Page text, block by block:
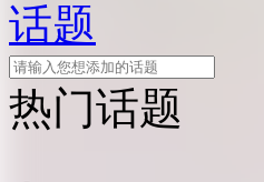
话题
热门话题